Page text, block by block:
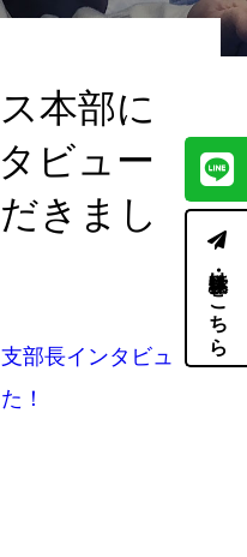
本部に
ビュー
きまし
部長インタビュ
！
体験・見学はこちら